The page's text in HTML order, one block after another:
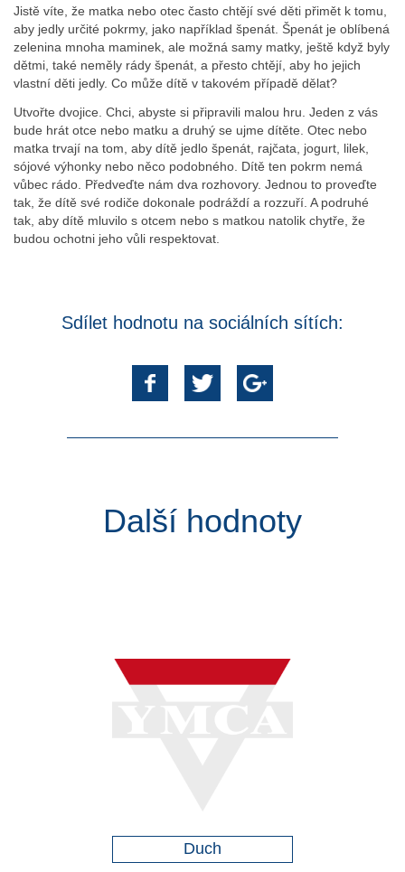
Jistě víte, že matka nebo otec často chtějí své děti přimět k tomu,
aby jedly určité pokrmy, jako například špenát. Špenát je oblíbená
zelenina mnoha maminek, ale možná samy matky, ještě když byly
dětmi, také neměly rády špenát, a přesto chtějí, aby ho jejich
vlastní děti jedly. Co může dítě v takovém případě dělat?
Utvořte dvojice. Chci, abyste si připravili malou hru. Jeden z vás
bude hrát otce nebo matku a druhý se ujme dítěte. Otec nebo
matka trvají na tom, aby dítě jedlo špenát, rajčata, jogurt, lilek,
sójové výhonky nebo něco podobného. Dítě ten pokrm nemá
vůbec rádo. Předveďte nám dva rozhovory. Jednou to proveďte
tak, že dítě své rodiče dokonale podráždí a rozzuří. A podruhé
tak, aby dítě mluvilo s otcem nebo s matkou natolik chytře, že
budou ochotni jeho vůli respektovat.
Sdílet hodnotu na sociálních sítích:
Další hodnoty
Duch